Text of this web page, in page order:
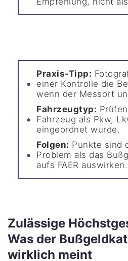
Praxis-Tipp:
einer Kontrolle die
wenn der Messort
Fahrzeugtyp:
Fahrzeug als Pkw,
eingeordnet wurde.
Folgen: Punkte sind
Problem als das
aufs FAER auswirken.
Zulässige
Was der
wirklich meint